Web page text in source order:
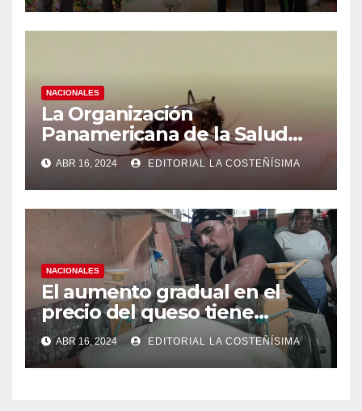
NACIONALES
La Organización
Panamericana de la Salud
(OPS), recomienda reforzar
medidas ante el aumento de
casos de dengue
ABR 16, 2024 EDITORIAL LA COSTEÑÍSIMA
NACIONALES
El aumento gradual en el
precio del queso tiene
efectos a las Panaderias
ABR 16, 2024 EDITORIAL LA COSTEÑÍSIMA